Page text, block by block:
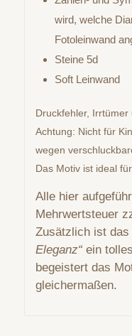
wird, welche
Fotoleinwand
Steine 5d
Soft Leinwand
Druckfehler, Irrtümer
Achtung: Nicht für
wegen
Das Motiv ist ideal
Alle hier
Mehrwertsteuer
Zusätzlich ist das
Eleganz“ein
begeistert das
gleichermaßen.